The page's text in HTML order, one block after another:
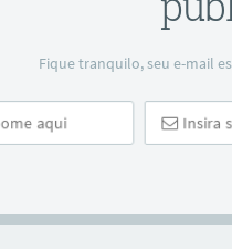
Fique tranquilo, seu e-mail